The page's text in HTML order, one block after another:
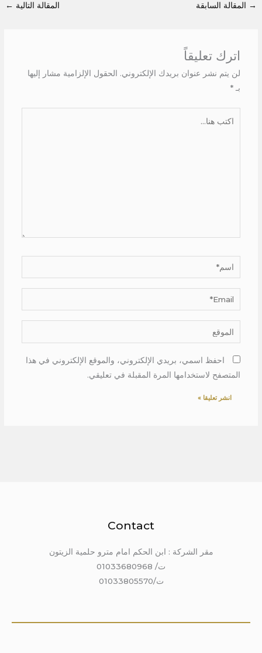
→ المقالة السابقة المقالة التالية ←
اترك تعليقاً
لن يتم نشر عنوان بريدك الإلكتروني. الحقول الإلزامية مشار إليها
بـ *
اسم*
Email*
الموقع
احفظ اسمي، بريدي الإلكتروني، والموقع الإلكتروني في هذا
المتصفح لاستخدامها المرة المقبلة في تعليقي.
Contact
مقر الشركة : ابن الحكم امام مترو حلمية الزيتون
ت/ 01033680968
ت/01033805570